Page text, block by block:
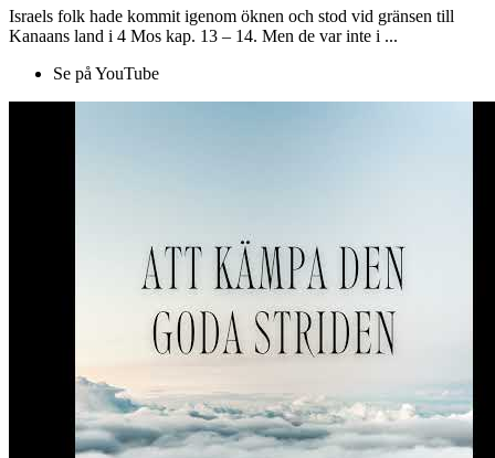
Israels folk hade kommit igenom öknen och stod vid gränsen till
Kanaans land i 4 Mos kap. 13 – 14. Men de var inte i ...
Se på YouTube